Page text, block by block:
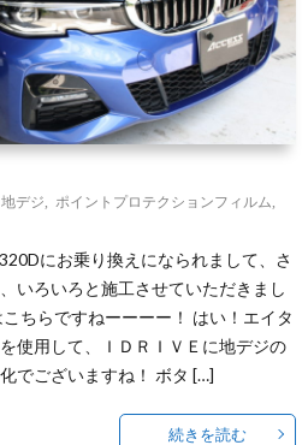
地デジ ポイントプロテクションフィルム
にお乗り換えになられまして、さ
いろいろと施工させていただきまし
ちらですねーーーー！ はい！エイタ
使用して、ＩＤＲＩＶＥに地デジの
でございますね！ ボタ […]
続きを読む